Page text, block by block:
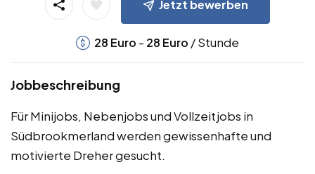
Jetzt bewerben
28 Euro - 28 Euro / Stunde
Jobbeschreibung
Für Minijobs, Nebenjobs und Vollzeitjobs in
Südbrookmerland werden gewissenhafte und
motivierte Dreher gesucht.